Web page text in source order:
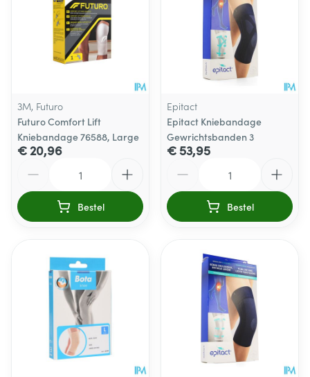
3M, Futuro
Futuro Comfort Lift
Kniebandage 76588, Large
€ 20,96
Bestel
Epitact
Epitact Kniebandage
Gewrichtsbanden 3
€ 53,95
Bestel